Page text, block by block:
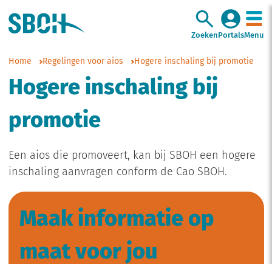
Zoeken PortalsMenu
Home Regelingen voor aios Hogere inschaling bij promotie
Hogere inschaling bij
promotie
Een aios die promoveert, kan bij SBOH een hogere
inschaling aanvragen conform de Cao SBOH.
Maak informatie op
maat voor jou